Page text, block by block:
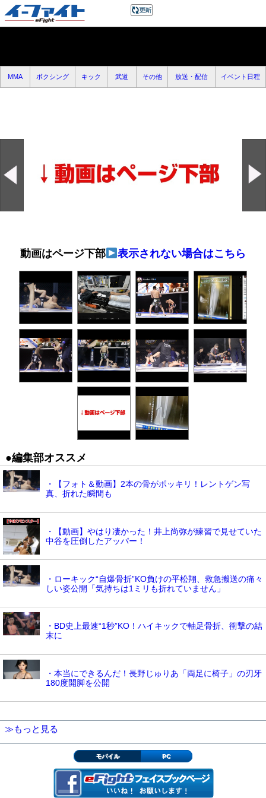
MMA ボクシング キック 武道 その他 放送・配信 イベント日程
動画はページ下部 表示されない場合はこちら
●編集部オススメ
・【フォト＆動画】2本の骨がポッキリ！レントゲン写
真、折れた瞬間も
・【動画】やはり凄かった！井上尚弥が練習で見せていた
中谷を圧倒したアッパー！
・ローキック“自爆骨折”KO負けの平松翔、救急搬送の痛々
しい姿公開「気持ちは1ミリも折れていません」
・BD史上最速“1秒”KO！ハイキックで軸足骨折、衝撃の結
末に
・本当にできるんだ！長野じゅりあ「両足に椅子」の刃牙
180度開脚を公開
≫もっと見る
モバイル PC